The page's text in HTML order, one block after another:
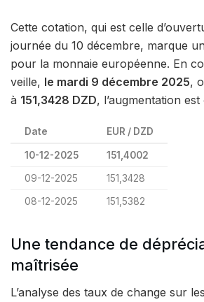
Cette cotation, qui est celle
journée du 10 décembre, marque
pour la monnaie européenne. En
veille, le mardi 9 décembre 2025,
à 151,3428 DZD, l’augmentation est
Date EUR / DZD
10-12-2025 151,4002
09-12-2025 151,3428
08-12-2025 151,5382
Une tendance de
maîtrisée
L’analyse des taux de change sur